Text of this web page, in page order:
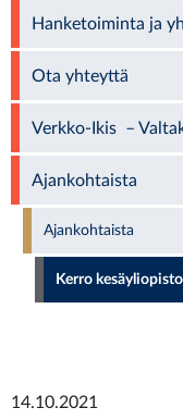
14.10.2021
Hanketoiminta ja
Ota yhteyttä
Verkko-Ikis –
Ajankohtaista
Ajankohtaista
Kerro